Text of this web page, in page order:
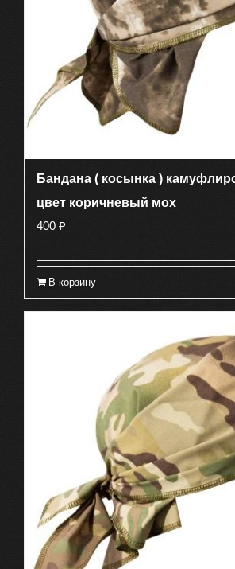
Бандана ( косынка )
цвет коричневый мох
400 ₽
В корзину